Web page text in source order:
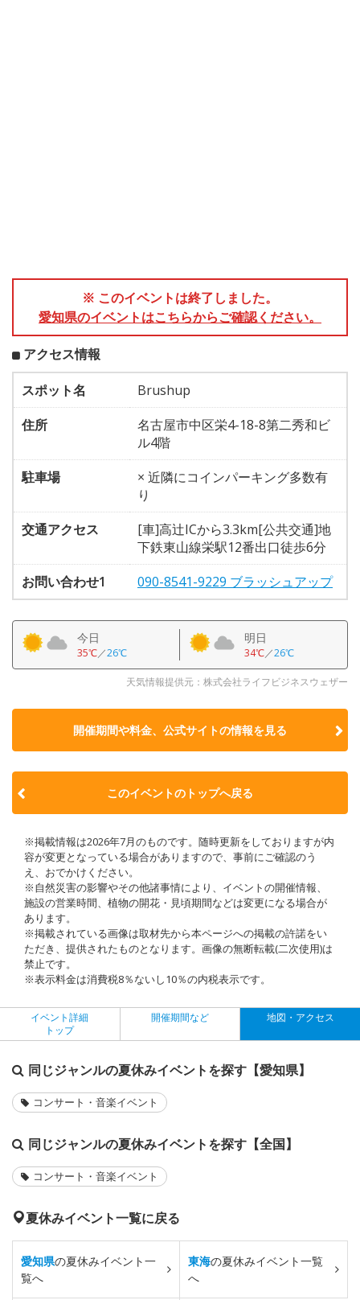
※ このイベントは終了しました。
愛知県のイベントはこちらからご確認ください。
アクセス情報
スポット名
Brushup
住所
名古屋市中区栄4-18-8第二秀和ビ
ル4階
駐車場
× 近隣にコインパーキング多数有
り
交通アクセス
[車]高辻ICから3.3km[公共交通]地
下鉄東山線栄駅12番出口徒歩6分
お問い合わせ1
090-8541-9229 ブラッシュアップ
今日
35℃／26℃
明日
34℃／26℃
天気情報提供元：株式会社ライフビジネスウェザー
開催期間や料金、公式サイトの情報を見る
このイベントのトップへ戻る
※掲載情報は2026年7月のものです。随時更新をしておりますが内
容が変更となっている場合がありますので、事前にご確認のう
え、おでかけください。
※自然災害の影響やその他諸事情により、イベントの開催情報、
施設の営業時間、植物の開花・見頃期間などは変更になる場合が
あります。
※掲載されている画像は取材先から本ページへの掲載の許諾をい
ただき、提供されたものとなります。画像の無断転載(二次使用)は
禁止です。
※表示料金は消費税8％ないし10％の内税表示です。
イベント詳細
トップ
開催期間など 地図・アクセス
同じジャンルの夏休みイベントを探す【愛知県】
コンサート・音楽イベント
同じジャンルの夏休みイベントを探す【全国】
コンサート・音楽イベント
夏休みイベント一覧に戻る
愛知県の夏休みイベント一
覧へ
東海の夏休みイベント一覧
へ